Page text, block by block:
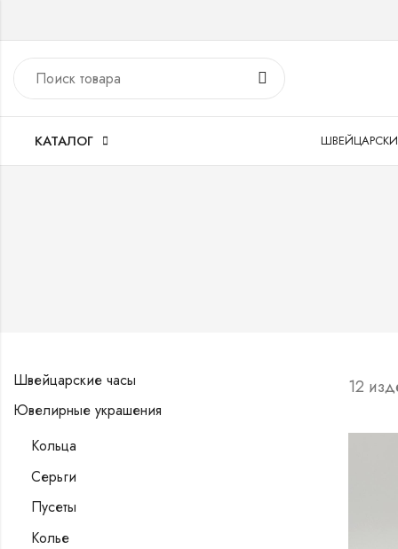
КАТАЛОГ
12
Швейцарские часы
Ювелирные украшения
Кольца
Серьги
Пусеты
Колье